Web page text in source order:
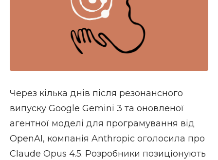
Через кілька днів після резонансного
випуску Google Gemini 3 та оновленої
агентної моделі для програмування від
OpenAI, компанія Anthropic оголосила про
Claude Opus 4.5. Розробники позиціонують